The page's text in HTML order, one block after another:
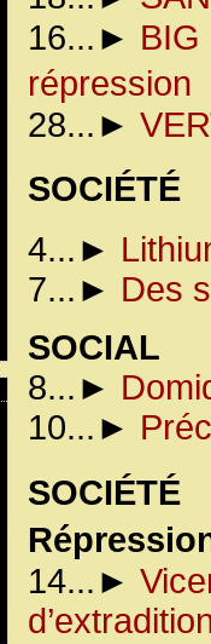
16...► BIG
répression
28...►
SOCIÉTÉ
4...►
7...► Des
SOCIAL
8...►
10...►
SOCIÉTÉ
14...►